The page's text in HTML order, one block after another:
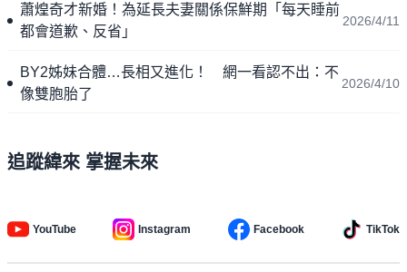
蕭煌奇才新婚！為延長夫妻關係保鮮期「每天睡前
都會道歉、反省」
2026/4/11
BY2姊妹合體…長相又進化！ 網一看認不出：不
像雙胞胎了
2026/4/10
追蹤緯來 掌握未來
YouTube Instagram Facebook TikTok